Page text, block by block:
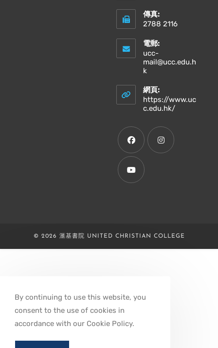
傳真:
2788 2116
電郵:
ucc-
mail@ucc.edu.h
k
your
application
網頁:
https://www.uc
c.edu.hk/Opens
Opens
in
tab
© 2026 滙基書院 UNITED CHRISTIAN COLLEGE
By continuing to use this website, you
consent to the use of cookies in
accordance with our Cookie Policy.